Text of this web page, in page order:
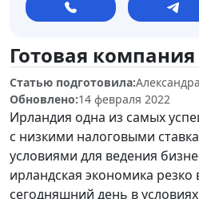
Готовая
Статью подготовила:
Обновлено:14 февраля 2022
Ирландия одна из самых
с низкими налоговыми
условиями для ведения
ирландская экономика
сегодняшний день в